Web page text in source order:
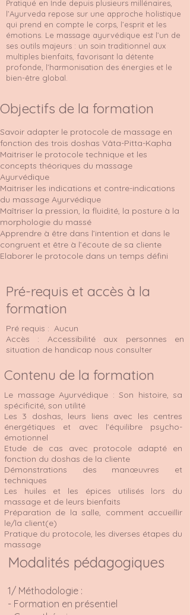
Pratiqué en Inde depuis plusieurs millénaires,
l’Ayurveda repose sur une approche holistique
qui prend en compte le corps, l’esprit et les
émotions. Le massage ayurvédique est l’un de
ses outils majeurs : un soin traditionnel aux
multiples bienfaits, favorisant la détente
profonde, l’harmonisation des énergies et le
bien-être global.
Objectifs de la formation
Savoir adapter le protocole de massage en
fonction des trois doshas Vâta-Pitta-Kapha
Maitriser le protocole technique et les
concepts théoriques du massage
Ayurvédique
Maitriser les indications et contre-indications
du massage Ayurvédique
Maîtriser la pression, la fluidité, la posture à la
morphologie du massé
Apprendre à être dans l’intention et dans le
congruent et être à l’écoute de sa cliente
Elaborer le protocole dans un temps défini
Pré-requis et accès à la
formation
Pré requis : Aucun
Accès : Accessibilité aux personnes en
situation de handicap nous consulter
Contenu de la formation
Le massage Ayurvédique : Son histoire, sa
spécificité, son utilité
Les 3 doshas, leurs liens avec les centres
énergétiques et avec l’équilibre psycho-
émotionnel
Etude de cas avec protocole adapté en
fonction du doshas de la cliente
Démonstrations des manœuvres et
techniques
Les huiles et les épices utilisés lors du
massage et de leurs bienfaits
Préparation de la salle, comment accueillir
le/la client(e)
​Pratique du protocole, les diverses ​étapes du
massage
Modalités pédagogiques
1/ Méthodologie :
- Formation en présentiel